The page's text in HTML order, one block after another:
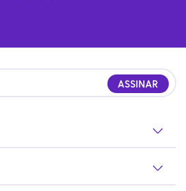
ASSINAR